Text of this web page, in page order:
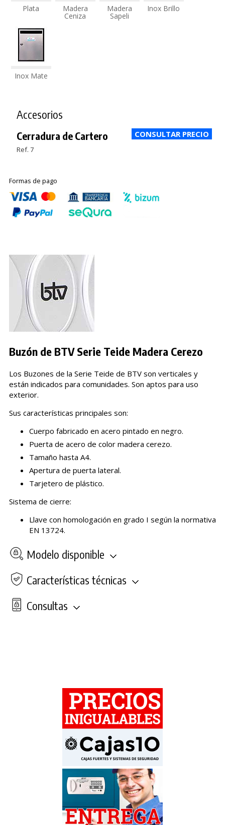
Plata Madera
Ceniza
Madera
Sapeli
Inox Brillo
Inox Mate
Accesorios
Cerradura de Cartero
Ref. 7
Formas de pago
Buzón de BTV Serie Teide Madera Cerezo
Los Buzones de la Serie Teide de BTV son verticales y
están indicados para comunidades. Son aptos para uso
exterior.
Sus características principales son:
Cuerpo fabricado en acero pintado en negro.
Puerta de acero de color madera cerezo.
Tamaño hasta A4.
Apertura de puerta lateral.
Tarjetero de plástico.
Sistema de cierre:
Llave con homologación en grado I según la normativa
EN 13724.
Modelo disponible
Características técnicas
Consultas